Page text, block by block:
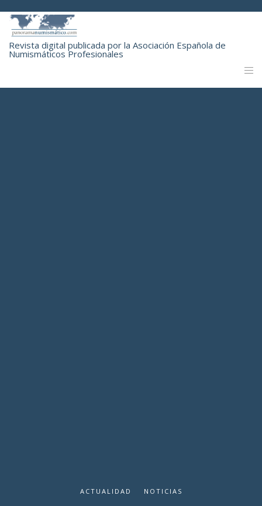
Revista digital publicada por la Asociación Española de
Numismáticos Profesionales
ACTUALIDAD NOTICIAS